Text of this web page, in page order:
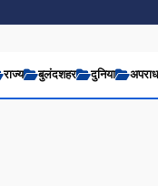
राज्य बुलंदशहर दुनिया अपराध